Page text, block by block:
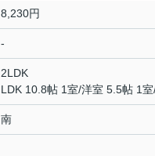
8,230円
-
2LDK
LDK 10.8帖 1室/洋室 5.5帖 1室
南